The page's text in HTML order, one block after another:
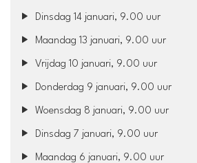
Dinsdag 14 januari, 9.00 uur
Maandag 13 januari, 9.00 uur
Vrijdag 10 januari, 9.00 uur
Donderdag 9 januari, 9.00 uur
Woensdag 8 januari, 9.00 uur
Dinsdag 7 januari, 9.00 uur
Maandag 6 januari, 9.00 uur